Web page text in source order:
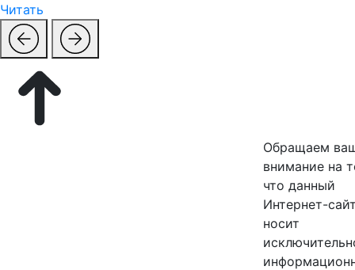
Читать
Обращаем
внимание на
что данный
Интернет-
носит